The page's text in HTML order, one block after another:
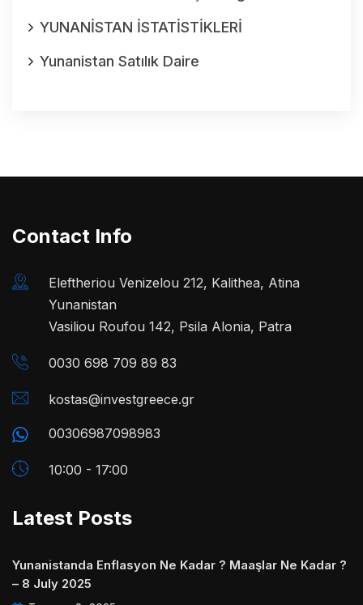
YUNANİSTAN İSTATİSTİKLERİ
Yunanistan Satılık Daire
Contact Info
Eleftheriou Venizelou 212, Kalithea, Atina
Yunanistan
Vasiliou Roufou 142, Psila Alonia, Patra
0030 698 709 89 83
kostas@investgreece.gr
00306987098983
10:00 - 17:00
Latest Posts
Yunanistanda Enflasyon Ne Kadar ? Maaşlar Ne Kadar ?
– 8 July 2025